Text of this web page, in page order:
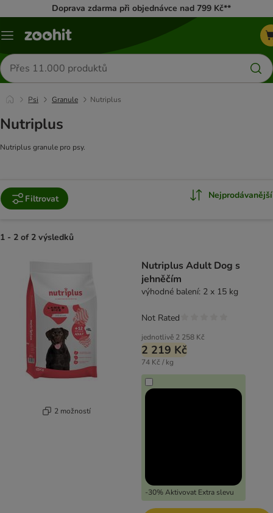
Doprava zdarma při objednávce nad 799 Kč**
Menu
Hledat
produkty
Psi Granule Nutriplus
Nutriplus
Nutriplus granule pro psy.
Filtrovat Nejprodávanější
1 - 2 of 2 výsledků
2 možností
Nutriplus Adult Dog s
jehněčím
výhodné balení: 2 x 15 kg
jednotlivě 2 258 Kč
2 219 Kč
74 Kč / kg
-30% Aktivovat Extra slevu
Not Rated